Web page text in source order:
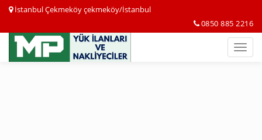
İstanbul Çekmeköy çekmeköy/İstanbul
0850 885 2216